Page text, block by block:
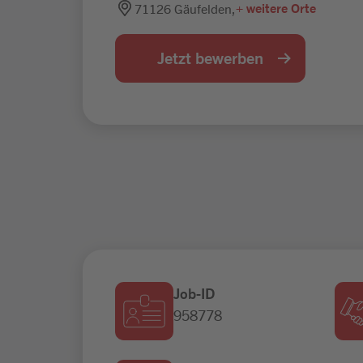
71126 Gäufelden, + weitere Orte
Jetzt bewerben
Job-ID
958778